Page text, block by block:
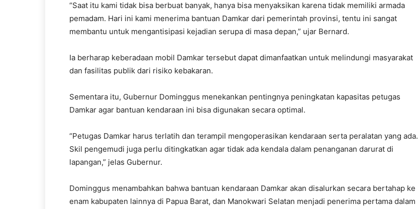
“Saat itu kami tidak bisa berbuat banyak, hanya bisa menyaksikan karena tidak memiliki armada
pemadam. Hari ini kami menerima bantuan Damkar dari pemerintah provinsi, tentu ini sangat
membantu untuk mengantisipasi kejadian serupa di masa depan,” ujar Bernard.
Ia berharap keberadaan mobil Damkar tersebut dapat dimanfaatkan untuk melindungi masyarakat
dan fasilitas publik dari risiko kebakaran.
Sementara itu, Gubernur Dominggus menekankan pentingnya peningkatan kapasitas petugas
Damkar agar bantuan kendaraan ini bisa digunakan secara optimal.
“Petugas Damkar harus terlatih dan terampil mengoperasikan kendaraan serta peralatan yang ada.
Skil pengemudi juga perlu ditingkatkan agar tidak ada kendala dalam penanganan darurat di
lapangan,” jelas Gubernur.
Dominggus menambahkan bahwa bantuan kendaraan Damkar akan disalurkan secara bertahap ke
enam kabupaten lainnya di Papua Barat, dan Manokwari Selatan menjadi penerima pertama dalam